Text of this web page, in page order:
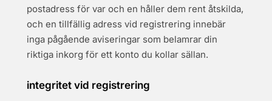
postadress för var och en håller dem rent åtskilda,
och en tillfällig adress vid registrering innebär
inga pågående aviseringar som belamrar din
riktiga inkorg för ett konto du kollar sällan.
integritet vid registrering